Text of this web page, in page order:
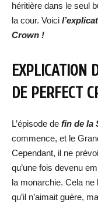
héritière dans le seul
la cour. Voici
Crown !
EXPLICATION
DE PERFECT
L’épisode de fin de la
commence, et le
Cependant, il ne
qu’une fois devenu
la monarchie. Cela
qu’il n’aimait guère,